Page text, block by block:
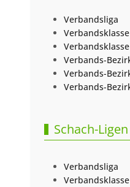
Verbandsliga
Verbands-
Verbands-
Verbands-
Schach-
Verbandsliga